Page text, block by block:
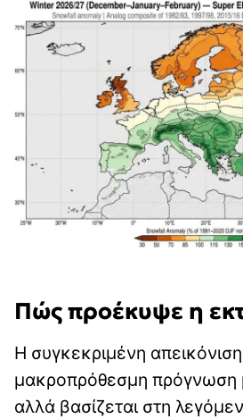
Πώς προέκυψε η
Η συγκεκριμένη
μακροπρόθεσμη πρόγνωση
αλλά βασίζεται στη